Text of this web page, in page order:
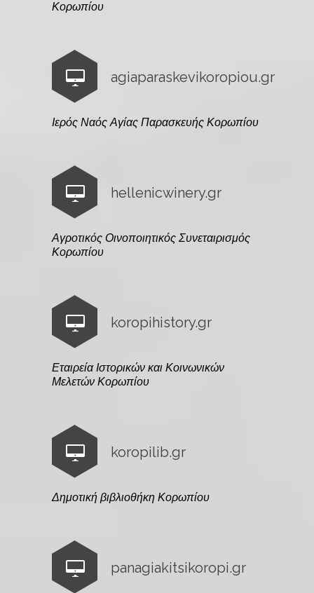
Κορωπίου
agiaparaskevikoropiou.gr
Ιερός Ναός Αγίας Παρασκευής Κορωπίου
hellenicwinery.gr
Αγροτικός Οινοποιητικός Συνεταιρισμός
Κορωπίου
koropihistory.gr
Εταιρεία Ιστορικών και Κοινωνικών
Μελετών Κορωπίου
koropilib.gr
Δημοτική βιβλιοθήκη Κορωπίου
panagiakitsikoropi.gr